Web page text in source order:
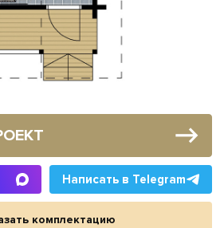
Написать в Telegram
комплектацию